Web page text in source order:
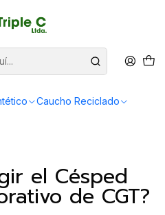
Caucho Reciclado
Jardín
La Mejor Opción Ecológica y
CGT: La
y Versátil
el Césped
de CGT?